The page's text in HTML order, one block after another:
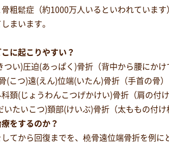
粗鬆症（約1000万人いるといわれていま
まいます。
に起こりやすい？
つい)圧迫(あっぱく)骨折（背中から腰にかけ
(こつ)遠(えん)位端(いたん)骨折（手首の骨）
科頚(じょうわんこつげかけい)骨折（肩の付け
いたいこつ)頚部(けいぶ)骨折（太ももの付け
をするのか？
てから回復までを、橈骨遠位端骨折を例に